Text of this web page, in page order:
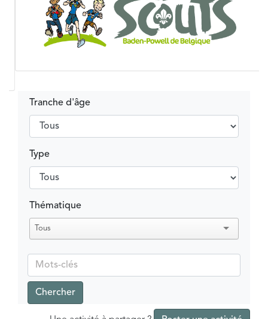
Type
Thématique
Tous
Une activité à partager ?